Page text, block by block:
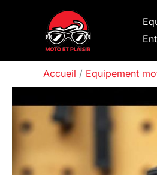
Accueil Equipement